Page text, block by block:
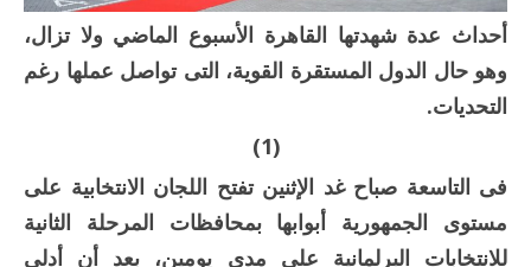
أحداث عدة شهدتها القاهرة الأسبوع الماضي ولا تزال،
وهو حال الدول المستقرة القوية، التى تواصل عملها رغم
التحديات.
فى التاسعة صباح غد الإثنين تفتح اللجان الانتخابية على
مستوى الجمهورية أبوابها بمحافظات المرحلة الثانية
للانتخابات البرلمانية على مدى يومين، بعد أن أدلى